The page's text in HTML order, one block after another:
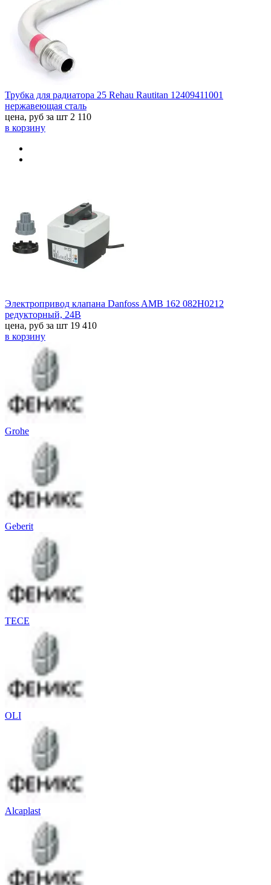
Трубка для радиатора 25 Rehau Rautitan 12409411001
нержавеющая сталь
цена, руб за шт 2 110
в корзину
Электропривод клапана Danfoss AMB 162 082H0212
редукторный, 24В
цена, руб за шт 19 410
в корзину
Grohe
Geberit
TECE
OLI
Alcaplast